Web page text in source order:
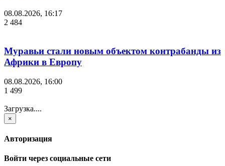
08.08.2026, 16:17
2 484
Муравьи стали новым объектом контрабанды из
Африки в Европу
08.08.2026, 16:00
1 499
Загрузка....
×
Авторизация
Войти через социальные сети